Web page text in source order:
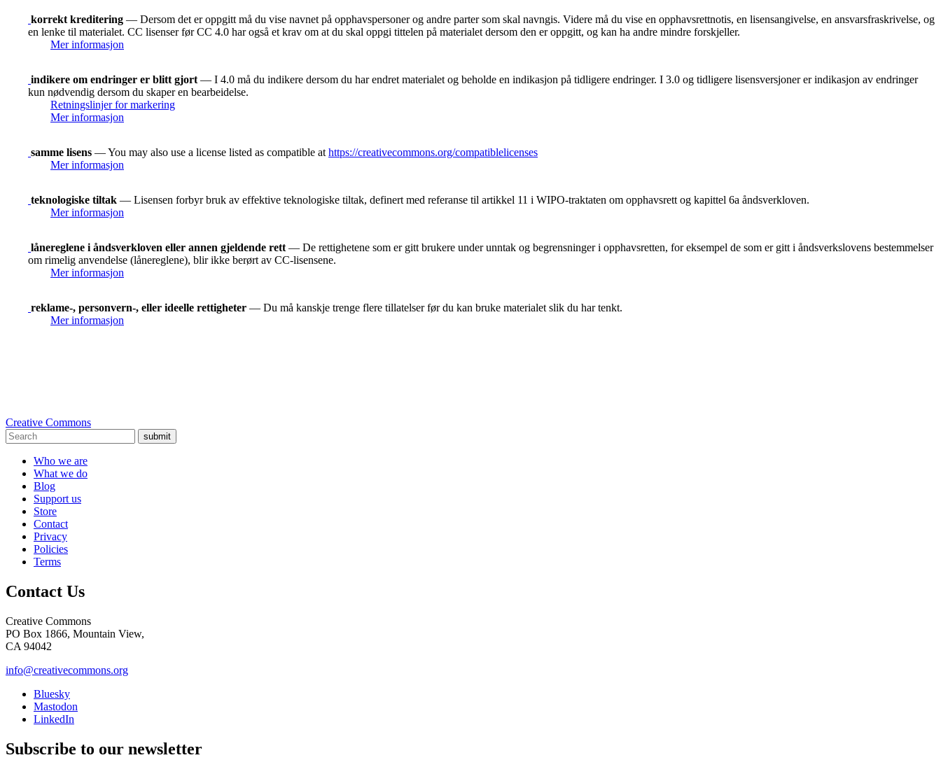
korrekt kreditering — Dersom det er oppgitt må du vise navnet på opphavspersoner og andre parter som skal navngis. Videre må du vise en opphavsrettnotis, en lisensangivelse, en ansvarsfraskrivelse, og
en lenke til materialet. CC lisenser før CC 4.0 har også et krav om at du skal oppgi tittelen på materialet dersom den er oppgitt, og kan ha andre mindre forskjeller.
Mer informasjon
indikere om endringer er blitt gjort — I 4.0 må du indikere dersom du har endret materialet og beholde en indikasjon på tidligere endringer. I 3.0 og tidligere lisensversjoner er indikasjon av endringer
kun nødvendig dersom du skaper en bearbeidelse.
Retningslinjer for markering
Mer informasjon
samme lisens — You may also use a license listed as compatible at https://creativecommons.org/compatiblelicenses
Mer informasjon
teknologiske tiltak — Lisensen forbyr bruk av effektive teknologiske tiltak, definert med referanse til artikkel 11 i WIPO-traktaten om opphavsrett og kapittel 6a åndsverkloven.
Mer informasjon
lånereglene i åndsverkloven eller annen gjeldende rett — De rettighetene som er gitt brukere under unntak og begrensninger i opphavsretten, for eksempel de som er gitt i åndsverkslovens bestemmelser
om rimelig anvendelse (lånereglene), blir ikke berørt av CC-lisensene.
Mer informasjon
reklame-, personvern-, eller ideelle rettigheter — Du må kanskje trenge flere tillatelser før du kan bruke materialet slik du har tenkt.
Mer informasjon
Creative Commons
submit
Who we are
What we do
Blog
Support us
Store
Contact
Privacy
Policies
Terms
Contact Us
Creative Commons
PO Box 1866, Mountain View,
CA 94042
info@creativecommons.org
Bluesky
Mastodon
LinkedIn
Subscribe to our newsletter